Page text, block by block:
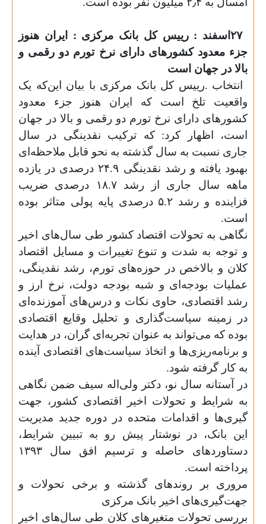
۲۷اسفند : رییس کل بانک مرکزی : ایران هنوز
جزء معدود کشورهای دارای نرخ تورم دو رقمی و
بالا در جهان است
انتخاب .رییس کل بانک مرکزی با بیان این‌که یک
واقعیت تلخ است که ایران هنوز جزء معدود
کشورهای دارای نرخ تورم دو رقمی و بالا در جهان
است، اظهار کرد: که ترکیب نقدینگی در سال
جاری نسبت به سال گذشته به نحو قابل ملاحظه‌ای
بهبود یافته و رشد نقدینگی ۲۴.۹ درصدی در یازده
ماهه سال جاری از رشد ۱۸.۷ درصدی ضریب
فزاینده و رشد ۵.۲ درصدی پایه پولی متاثر بوده
است.
نگاهی به تحولات اقتصاد کشور طی سال‌های اخیر
و توجه به شدت و تنوع تغییرات و مسایل اقتصاد
کلان و بالاخص در حوزه‌های تورم، رشد نقدینگی،
عملیات بودجه‌ای و شبه بودجه دولت، نرخ ارز و
رشد اقتصادی، حاوی نکات و درس‌های آموزنده‌ای
در زمینه سیاست‌گذاری و تحلیل وقایع اقتصادی
بوده که می‌تواند به عنوان تجربه‌ای گران، در هدایت
و برنامه‌ریزی‌ها و اتخاذ سیاست‌های اقتصادی آینده
به کار گرفته شود.
در آستانه سال نو، دکتر ولی‌اله سیف ضمن نگاهی
به شرایط و تحولات اخیر اقتصادی کشور، جهت
گیری‌ها و اقدامات متحده در دوره جدید مدیریت
این بانک، در نوشتار پیش رو به تبیین شرایط،
دستاوردهای حاصله و ترسیم افق سال ۱۳۹۳
پرداخته است.
مروری بر روندهای گذشته و برخی تحولات و
جهت‌گیری‌های اخیر بانک مرکزی
بررسی تحولات متغیرهای کلان طی سال‌های اخیر